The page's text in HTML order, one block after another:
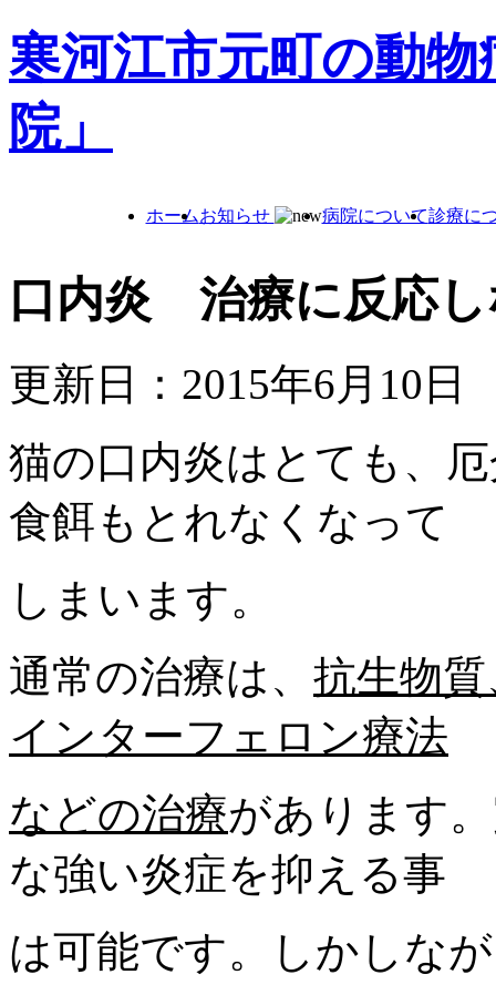
寒河江市元町の動
院」
ホームお知らせ 病院について診療に
口内炎 治療に反応し
更新日：2015年6月10日
猫の口内炎はとても、
食餌もとれなくなって
しまいます。
通常の治療は、 抗生物
インターフェロン療法
などの治療があります
な強い炎症を抑える事
は可能です。しかしな